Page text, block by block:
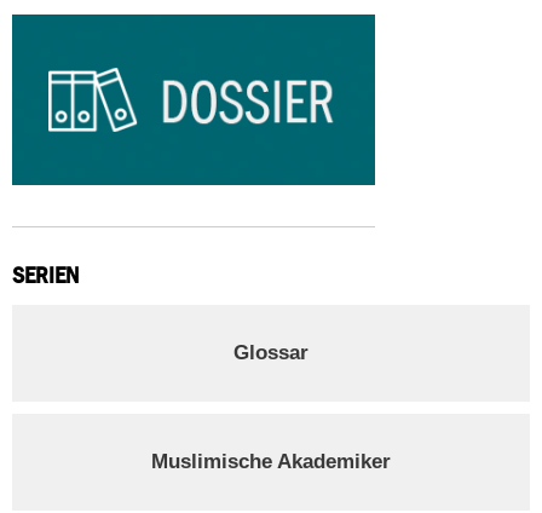
SERIEN
Glossar
Muslimische Akademiker